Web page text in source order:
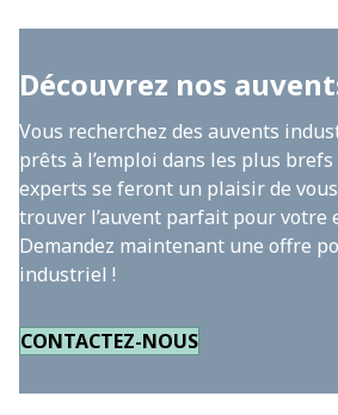
Découvrez nos
Vous recherchez des auvents
prêts à l’emploi dans les plus brefs
experts se feront un plaisir de
trouver l’auvent parfait pour votre
Demandez maintenant une offre
industriel !
CONTACTEZ-NOUS